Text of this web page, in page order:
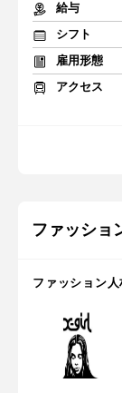
給与
シフト
雇用形態
アクセス
ファッショ
ファッション